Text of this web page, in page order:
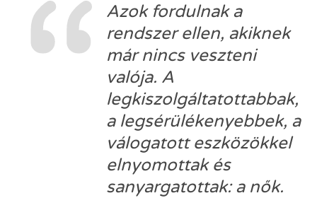
Azok fordulnak a
rendszer ellen, akiknek
már nincs veszteni
valója. A
legkiszolgáltatottabbak,
a legsérülékenyebbek, a
válogatott eszközökkel
elnyomottak és
sanyargatottak: a nők.